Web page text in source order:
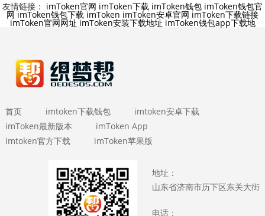
友情链接： imToken官网 imToken下载 imToken钱包 imToken钱包官
网 imToken钱包下载 imToken imToken安卓官网 imToken下载链接
imToken官网网址 imToken安装下载地址 imToken钱包app下载地
首页 imtoken下载钱包
imtoken安卓下载
imToken最新版本
imToken App
imtoken官方下载
imToken苹果版
地址：
山东省济南市历下区东关大街
电话：